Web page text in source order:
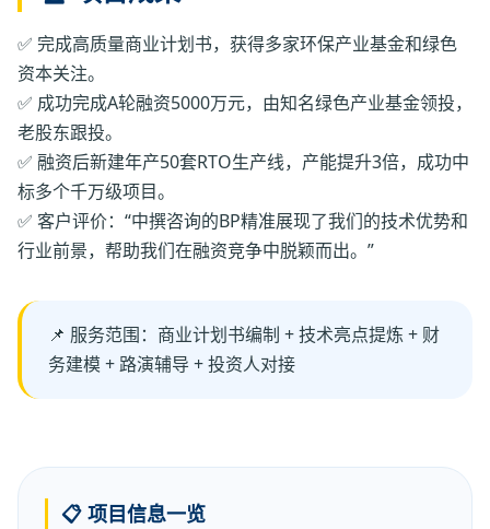
✅ 完成高质量商业计划书，获得多家环保产业基金和绿色
资本关注。
✅ 成功完成A轮融资5000万元，由知名绿色产业基金领投，
老股东跟投。
✅ 融资后新建年产50套RTO生产线，产能提升3倍，成功中
标多个千万级项目。
✅ 客户评价：“中撰咨询的BP精准展现了我们的技术优势和
行业前景，帮助我们在融资竞争中脱颖而出。”
📌 服务范围：商业计划书编制 + 技术亮点提炼 + 财
务建模 + 路演辅导 + 投资人对接
📋 项目信息一览